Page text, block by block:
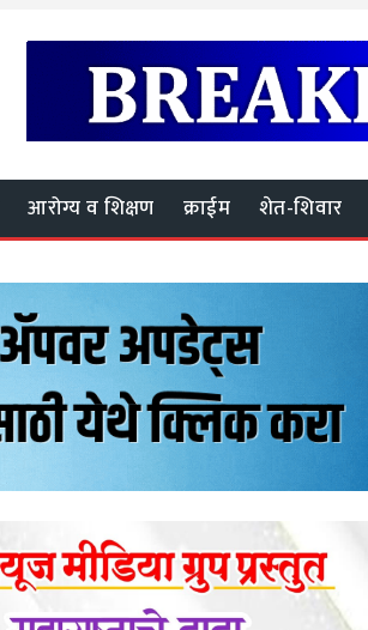
आरोग्य व शिक्षण क्राईम शेत-शिवार